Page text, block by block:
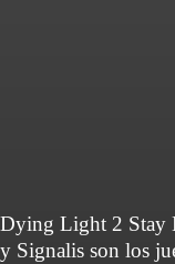
Dying Light 2 Stay
y Signalis son los